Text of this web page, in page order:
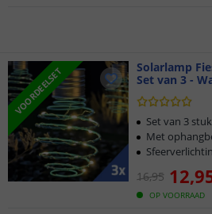
Voor 23:45 uur besteld,
VOORDEELSET
Solarlamp
Set van 3 -
OP VOORRAAD
16,95 12,
Set van 3
Met